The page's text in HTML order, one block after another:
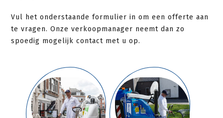
Vul het onderstaande formulier in om een offerte aan
te vragen. Onze verkoopmanager neemt dan zo
spoedig mogelijk contact met u op.